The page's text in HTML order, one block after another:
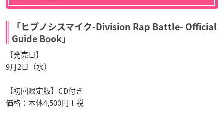
「ヒプノシスマイク-Division Rap Battle- Official
Guide Book」
【発売日】
9月2日（水）
【初回限定版】CD付き
価格：本体4,500円＋税